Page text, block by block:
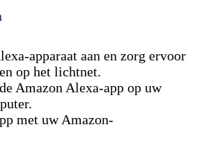
apparaat aan en zorg ervoor
op het lichtnet.
Amazon Alexa-app op uw
met uw Amazon-